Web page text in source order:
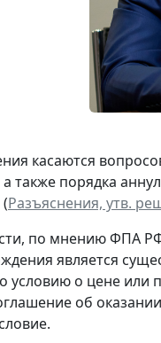
касаются
также порядка
Разъяснения, утв.
по мнению ФПА
является
условию о цене или
об